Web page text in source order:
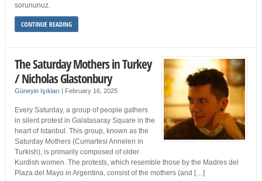
sorununuz.
CONTINUE READING
The Saturday Mothers in Turkey
/ Nicholas Glastonbury
Güneyin Işıkları | February 16, 2025
Every Saturday, a group of people gathers
in silent protest in Galatasaray Square in the
heart of Istanbul. This group, known as the
Saturday Mothers (Cumartesi Anneleri in
Turkish), is primarily composed of older
Kurdish women. The protests, which resemble those by the Madres del
Plaza del Mayo in Argentina, consist of the mothers (and […]